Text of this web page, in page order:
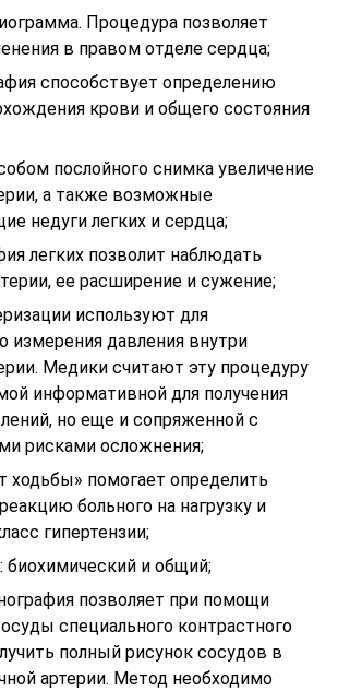
Процедура позволяет
в правом отделе сердца;
способствует определению
крови и общего состояния
послойного снимка увеличение
а также возможные
недуги легких и сердца;
легких позволит наблюдать
ее расширение и сужение;
используют для
измерения давления внутри
Медики считают эту процедуру
информативной для получения
но еще и сопряженной с
рисками осложнения;
ходьбы» помогает определить
больного на нагрузку и
гипертензии;
биохимический и общий;
позволяет при помощи
специального контрастного
полный рисунок сосудов в
артерии. Метод необходимо